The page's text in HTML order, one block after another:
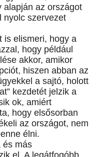
alapján az országot
nyolc szervezet
is elismeri, hogy a
hogy például
akkor, amikor
hiszen abban az
a sajtó, holott
kezdetét jelzik a
ok, amiért
hogy elsősorban
az országot, nem
élni.
és más